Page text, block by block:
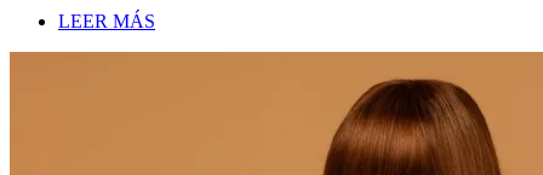
LEER MÁS